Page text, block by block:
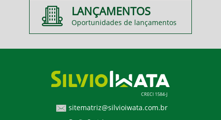
LANÇAMENTOS
Oportunidades de lançamentos
CRECI 1584-J
sitematriz@silvioiwata.com.br